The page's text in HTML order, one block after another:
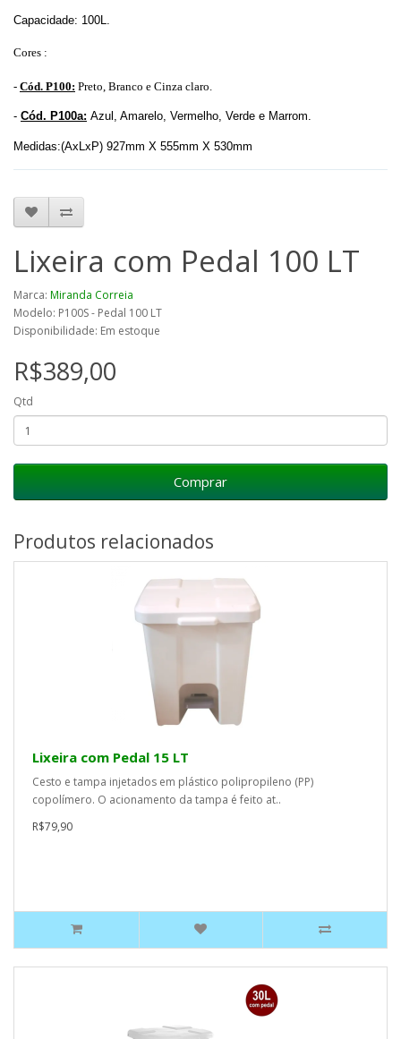
Capacidade: 100L.
Cores :
- Cód. P100: Preto, Branco e Cinza claro.
- Cód. P100a: Azul, Amarelo, Vermelho, Verde e Marrom.
Medidas:(AxLxP) 927mm X 555mm X 530mm
Lixeira com Pedal 100 LT
Marca: Miranda Correia
Modelo: P100S - Pedal 100 LT
Disponibilidade: Em estoque
R$389,00
Qtd
Comprar
Produtos relacionados
Lixeira com Pedal 15 LT
Cesto e tampa injetados em plástico polipropileno (PP)
copolímero. O acionamento da tampa é feito at..
R$79,90